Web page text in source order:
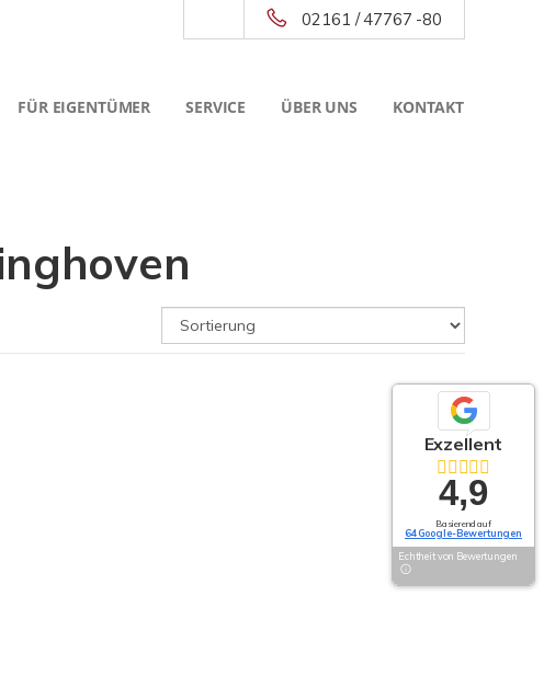
02161 / 47767 -80
FÜR EIGENTÜMER SERVICE ÜBER UNS KONTAKT
Exzellent
4,9
Basierend auf
64 Google-Bewertungen
Echtheit von Bewertungen